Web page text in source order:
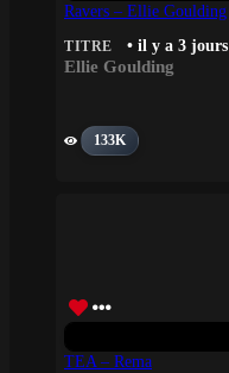
Ravers – Ellie Goulding
TITRE • il y a 3 jours
Ellie Goulding
133K
TEA – Rema